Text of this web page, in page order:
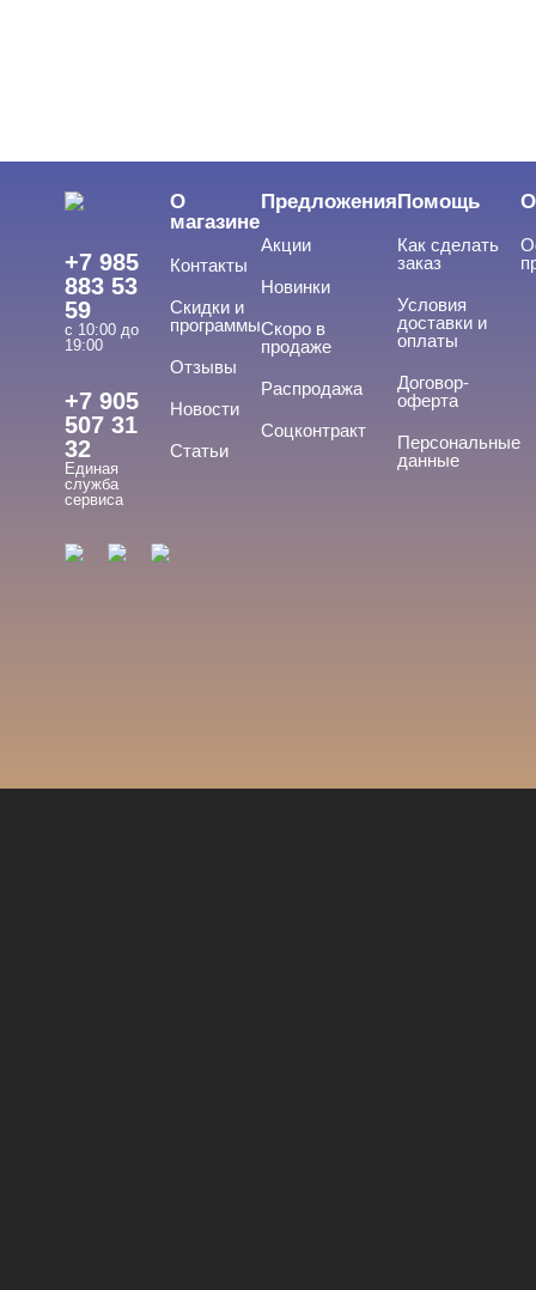
+7 985
883 53
59
с 10:00 до
19:00
+7 905
507 31
32
Единая
служба
сервиса
О
магазине
Контакты
Скидки и
программы
Отзывы
Новости
Статьи
Предложения
Акции
Новинки
Скоро в
продаже
Распродажа
Соцконтракт
Помощь
Как сделать
заказ
Условия
доставки и
оплаты
Договор-
оферта
Персональные
данные